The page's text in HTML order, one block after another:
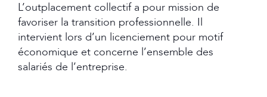
L’outplacement collectif a pour mission de
favoriser la transition professionnelle. Il
intervient lors d’un licenciement pour motif
économique et concerne l’ensemble des
salariés de l’entreprise.